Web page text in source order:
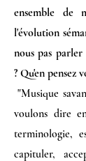
ensemble de
l'évolution
nous pas
? Qu'en pensez
"Musique
voulons dire
terminologie,
capituler,